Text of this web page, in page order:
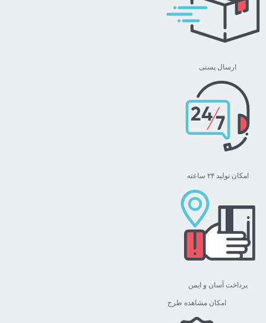
ارسال پستی
امکان تولید ۲۴ ساعته
پرداخت آسان و ایمن
امکان مشاهده طرح